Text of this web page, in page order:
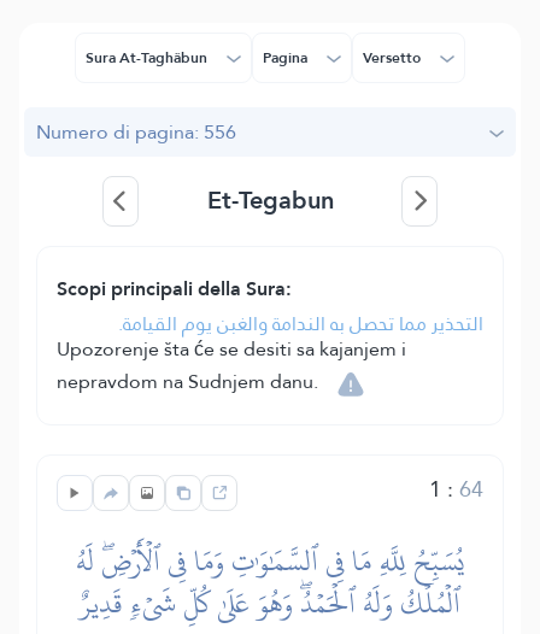
Sura At-Taghâbun Pagina Versetto
Numero di pagina: 556
Et-Tegabun
Scopi principali della Sura:
التحذير مما تحصل به الندامة والغبن يوم القيامة.
Upozorenje šta će se desiti sa kajanjem i
nepravdom na Sudnjem danu.
1 :64
يُسَبِّحُ لِلَّهِ مَا فِي ٱلسَّمَٰوَٰتِ وَمَا فِي ٱلۡأَرۡضِۖ لَهُ
ٱلۡمُلۡكُ وَلَهُ ٱلۡحَمۡدُۖ وَهُوَ عَلَىٰ كُلِّ شَيۡءٖ قَدِيرٌ